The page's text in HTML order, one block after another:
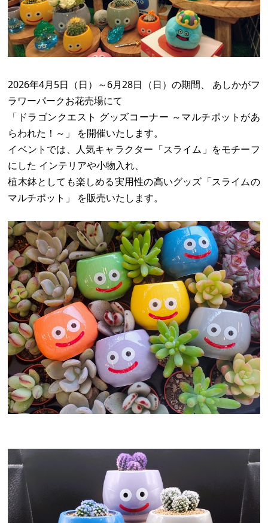
2026年4月5日（日）～6月28日（日）の期間、 あしかがフ
ラワーパークお花売場にて
「ドラゴンクエスト グッズコーナー ～マルチポットがあ
らわれた！～」 を開催いたします。
イベントでは、人気キャラクター「スライム」をモチーフ
にした インテリアや小物入れ、
植木鉢としても楽しめる実用性の高いグッズ「スライムの
マルチポット」 を販売いたします。